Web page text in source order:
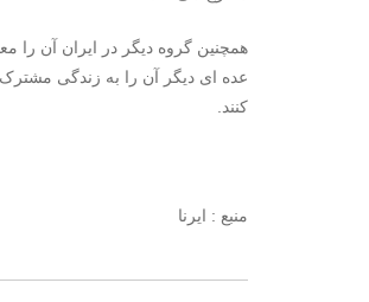
همچنین گروه دیگر در ایران آن را
عده ای دیگر آن را به زندگی
کنند.
منبع : ایرنا